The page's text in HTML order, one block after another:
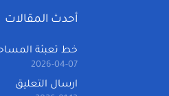
أحدث المقالات
خط تعبئة
2026-04-07
ارسال التعليق